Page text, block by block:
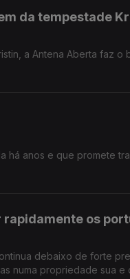
da tempestade
a Antena Aberta faz
há anos e que promete
os
debaixo de forte
numa propriedade sua